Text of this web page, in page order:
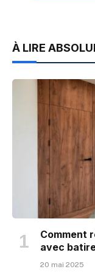
À LIRE
Comment
avec
20 mai 2025